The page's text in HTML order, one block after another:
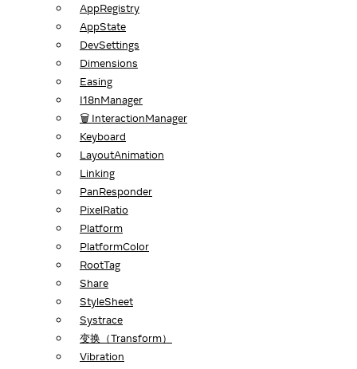
AppRegistry
AppState
DevSettings
Dimensions
Easing
I18nManager
🗑️ InteractionManager
Keyboard
LayoutAnimation
Linking
PanResponder
PixelRatio
Platform
PlatformColor
RootTag
Share
StyleSheet
Systrace
变换（Transform）
Vibration